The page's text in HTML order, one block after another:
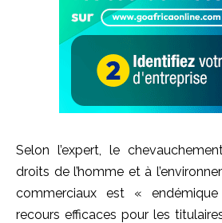
Selon l’expert, le
droits de l’homme et à
commerciaux est «
recours efficaces pour les